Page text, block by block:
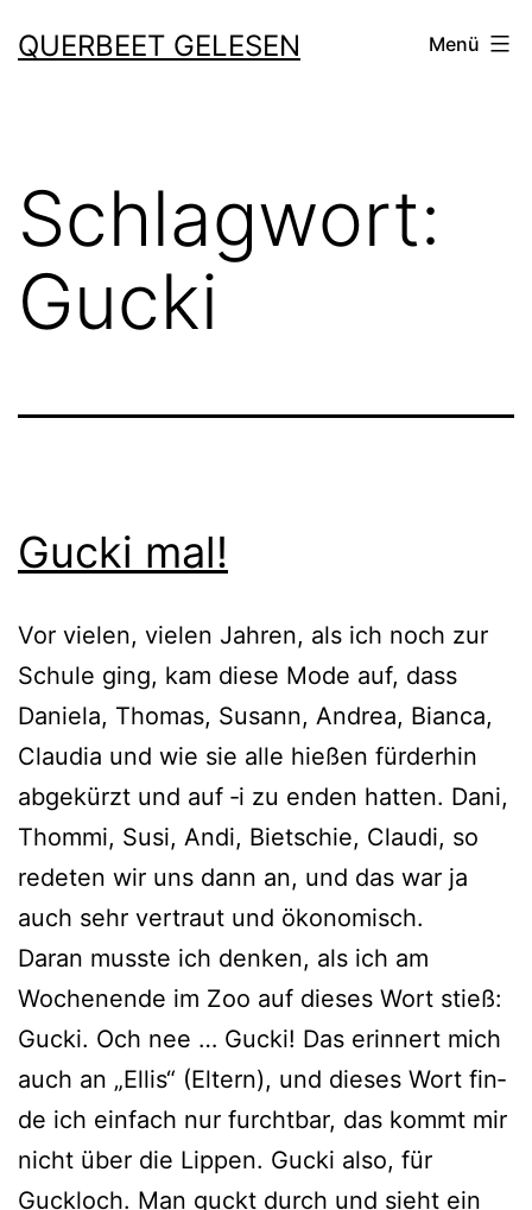
Inhalt
QUERBEET GELESEN Menü
Schlagwort:
Gucki
Gucki mal!
Vor vie­len, vie­len Jahren, als ich noch zur
Schule ging, kam die­se Mode auf, dass
Daniela, Thomas, Susann, Andrea, Bianca,
Claudia und wie sie alle hie­ßen für­der­hin
abge­kürzt und auf ‑i zu enden hat­ten. Dani,
Thommi, Susi, Andi, Bietschie, Claudi, so
rede­ten wir uns dann an, und das war ja
auch sehr ver­traut und ökonomisch.
Daran muss­te ich den­ken, als ich am
Wochenende im Zoo auf die­ses Wort stieß:
Gucki. Och nee … Gucki! Das erin­nert mich
auch an „Ellis“ (Eltern), und die­ses Wort fin­
de ich ein­fach nur furcht­bar, das kommt mir
nicht über die Lippen. Gucki also, für
Guckloch. Man guckt durch und sieht ein